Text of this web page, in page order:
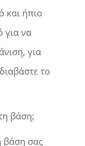
και ήπιο
για να
για
το
βάση;
βάση σας